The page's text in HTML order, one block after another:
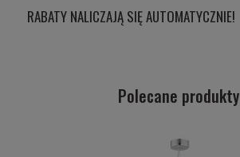
RABATY NALICZAJĄ SIĘ AUTOMATYCZNIE!
Polecane produkty